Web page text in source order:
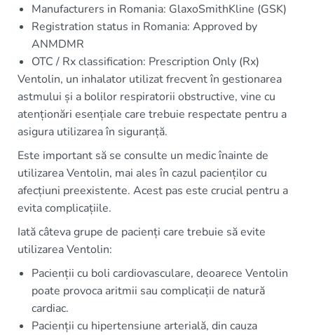
Manufacturers in Romania: GlaxoSmithKline (GSK)
Registration status in Romania: Approved by
ANMDMR
OTC / Rx classification: Prescription Only (Rx)
Ventolin, un inhalator utilizat frecvent în gestionarea
astmului și a bolilor respiratorii obstructive, vine cu
atenționări esențiale care trebuie respectate pentru a
asigura utilizarea în siguranță.
Este important să se consulte un medic înainte de
utilizarea Ventolin, mai ales în cazul pacienților cu
afecțiuni preexistente. Acest pas este crucial pentru a
evita complicațiile.
Iată câteva grupe de pacienți care trebuie să evite
utilizarea Ventolin:
Pacienții cu boli cardiovasculare, deoarece Ventolin
poate provoca aritmii sau complicații de natură
cardiac.
Pacienții cu hipertensiune arterială, din cauza